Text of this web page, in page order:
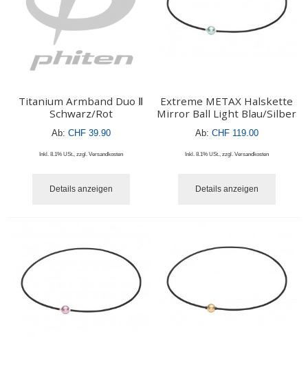
Titanium Armband Duo Ⅱ
Schwarz/Rot
Ab: CHF 39.90
Inkl. 8.1% USt., zzgl. Versandkosten
Details anzeigen
Extreme METAX Halskette
Mirror Ball Light Blau/Silber
Ab: CHF 119.00
Inkl. 8.1% USt., zzgl. Versandkosten
Details anzeigen